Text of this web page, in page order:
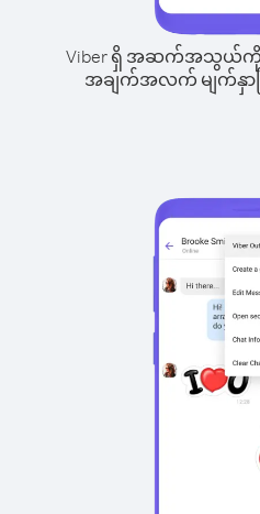
Viber ရှိ အဆက်အသွယ်ကို
အချက်အလက် မျက်နှာပြ